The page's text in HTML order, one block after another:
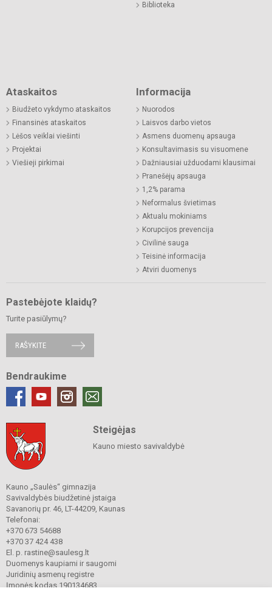
Biblioteka
Ataskaitos
Biudžeto vykdymo ataskaitos
Finansinės ataskaitos
Lėšos veiklai viešinti
Projektai
Viešieji pirkimai
Informacija
Nuorodos
Laisvos darbo vietos
Asmens duomenų apsauga
Konsultavimasis su visuomene
Dažniausiai užduodami klausimai
Pranešėjų apsauga
1,2% parama
Neformalus švietimas
Aktualu mokiniams
Korupcijos prevencija
Civilinė sauga
Teisinė informacija
Atviri duomenys
Pastebėjote klaidų?
Turite pasiūlymų?
RAŠYKITE
Bendraukime
Steigėjas
Kauno miesto savivaldybė
Kauno „Saulės“ gimnazija
Savivaldybės biudžetinė įstaiga
Savanorių pr. 46, LT-44209, Kaunas
Telefonai:
+370 673 54688
+370 37 424 438
El. p. rastine@saulesg.lt
Duomenys kaupiami ir saugomi
Juridinių asmenų registre
Įmonės kodas 190134683